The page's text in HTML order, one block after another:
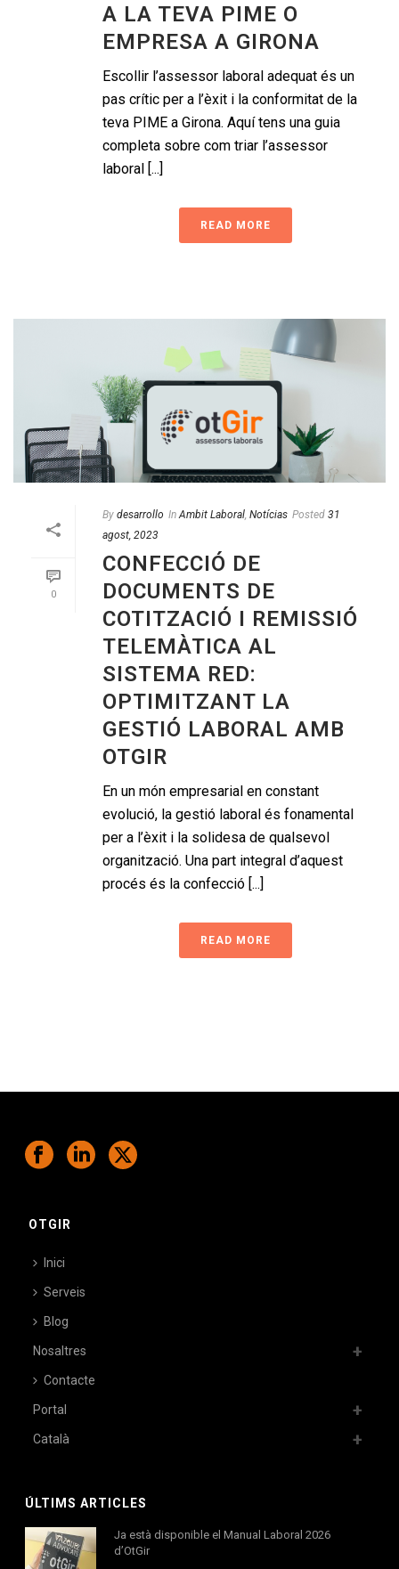
A LA TEVA PIME O
EMPRESA A GIRONA
Escollir l’assessor laboral adequat és un
pas crític per a l’èxit i la conformitat de la
teva PIME a Girona. Aquí tens una guia
completa sobre com triar l’assessor
laboral [...]
READ MORE
0
By desarrollo In Ambit Laboral, Notícias Posted 31
agost, 2023
CONFECCIÓ DE
DOCUMENTS DE
COTITZACIÓ I REMISSIÓ
TELEMÀTICA AL
SISTEMA RED:
OPTIMITZANT LA
GESTIÓ LABORAL AMB
OTGIR
En un món empresarial en constant
evolució, la gestió laboral és fonamental
per a l’èxit i la solidesa de qualsevol
organització. Una part integral d’aquest
procés és la confecció [...]
READ MORE
OTGIR
Inici
Serveis
Blog
Nosaltres
Contacte
Portal
Català
ÚLTIMS ARTICLES
Ja està disponible el Manual Laboral 2026
d’OtGir